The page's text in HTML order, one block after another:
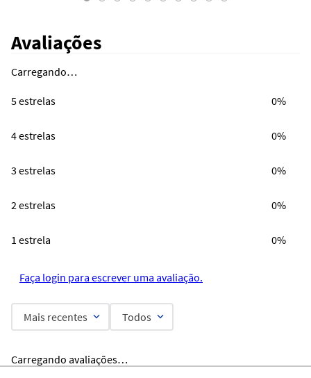
Avaliações
Carregando…
5 estrelas 0%
4 estrelas 0%
3 estrelas 0%
2 estrelas 0%
1 estrela 0%
Faça login para escrever uma avaliação.
Mais recentes Todos
Carregando avaliações…